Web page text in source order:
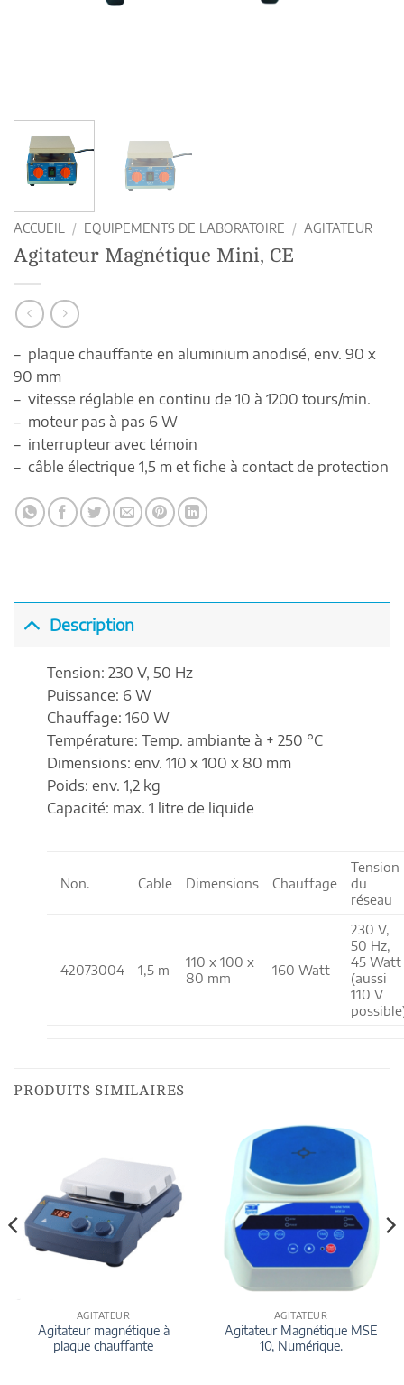
ACCUEIL / EQUIPEMENTS DE LABORATOIRE / AGITATEUR
Agitateur Magnétique Mini, CE
– plaque chauffante en aluminium anodisé, env. 90 x
90 mm
– vitesse réglable en continu de 10 à 1200 tours/min.
– moteur pas à pas 6 W
– interrupteur avec témoin
– câble électrique 1,5 m et fiche à contact de protection
Description
Tension: 230 V, 50 Hz
Puissance: 6 W
Chauffage: 160 W
Température: Temp. ambiante à + 250 °C
Dimensions: env. 110 x 100 x 80 mm
Poids: env. 1,2 kg
Capacité: max. 1 litre de liquide
Non. Cable Dimensions Chauffage
Tension
du
réseau
42073004 1,5 m
110 x 100 x
80 mm
160 Watt
230 V,
50 Hz,
45 Watt
(aussi
110 V
PRODUITS SIMILAIRES
AGITATEUR
Agitateur magnétique à
plaque chauffante
AGITATEUR
Agitateur Magnétique MSE
10, Numérique.